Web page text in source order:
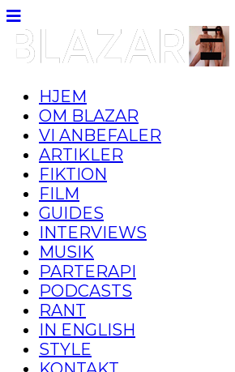
HJEM
OM BLAZAR
VI ANBEFALER
ARTIKLER
FIKTION
FILM
GUIDES
INTERVIEWS
MUSIK
PARTERAPI
PODCASTS
RANT
IN ENGLISH
STYLE